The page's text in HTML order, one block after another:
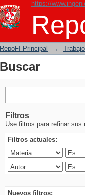
https://
Buscar
RepoFI Principal →
Buscar
Filtros
Use filtros para refinar sus
Filtros actuales:
Nuevos filtros: